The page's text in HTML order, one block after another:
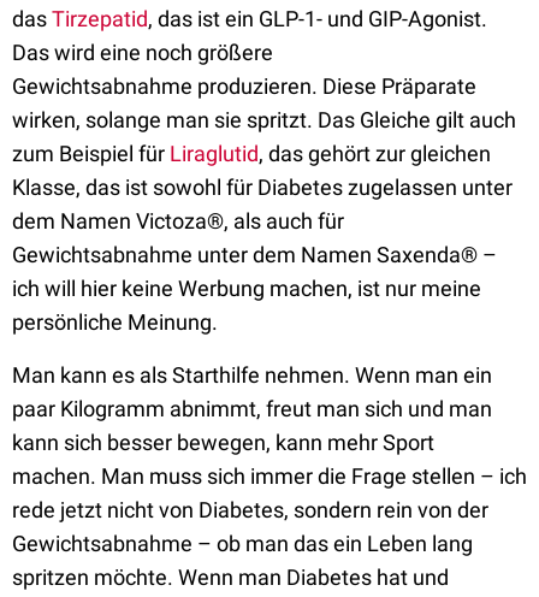
dasTirzepatid, das ist ein GLP-1- und GIP-Agonist.
Das wird eine noch größere
Gewichtsabnahme produzieren. Diese Präparate
wirken, solange man sie spritzt. Das Gleiche gilt auch
zum Beispiel für Liraglutid, das gehört zur gleichen
Klasse, das ist sowohl für Diabetes zugelassen unter
dem Namen Victoza®, als auch für
Gewichtsabnahme unter dem Namen Saxenda® –
ich will hier keine Werbung machen, ist nur meine
persönliche Meinung.
Man kann es als Starthilfe nehmen. Wenn man ein
paar Kilogramm abnimmt, freut man sich und man
kann sich besser bewegen, kann mehrSport
machen. Man muss sich immer die Frage stellen – ich
rede jetzt nicht von Diabetes, sondern rein von der
Gewichtsabnahme – ob man das ein Leben lang
spritzen möchte. Wenn man Diabetes hat und